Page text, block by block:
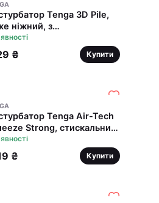
Tenga 3D Pile,
ніжний, з
зі сріблом
₴ Купити
Tenga Air-Tech
Strong, стискальний
більш щільний вхід
₴ Купити